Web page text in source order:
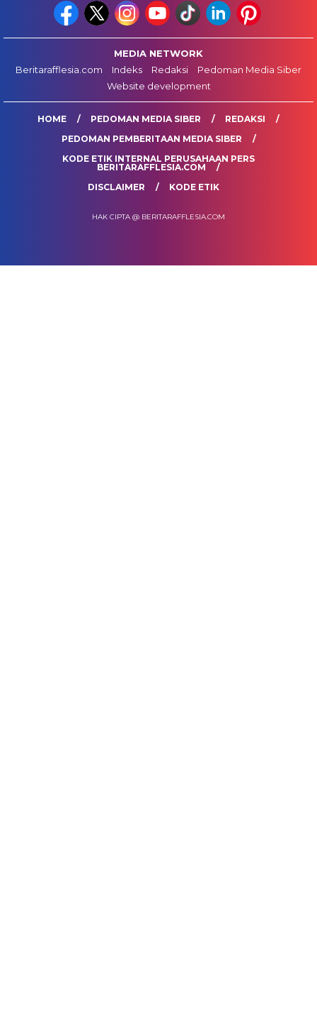
MEDIA NETWORK
Beritarafflesia.com
Indeks Redaksi
Pedoman Media Siber
Website development
HOME PEDOMAN MEDIA SIBER
REDAKSI
PEDOMAN PEMBERITAAN MEDIA SIBER
KODE ETIK INTERNAL PERUSAHAAN PERS
BERITARAFFLESIA.COM
DISCLAIMER
KODE ETIK
HAK CIPTA @ BERITARAFFLESIA.COM